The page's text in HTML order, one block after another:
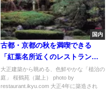
国内
古都・京都の秋を満喫できる
「紅葉名所近くのレストラン」
おすすめ７選
大正建築から眺める、色鮮やかな「植治の
庭」 桜鶴苑（蹴上） photo by
restaurant.ikyu.com 大正4年に築造され